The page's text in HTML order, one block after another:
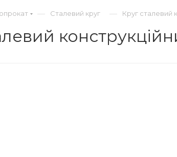
— Сталевий круг — Круг сталевий